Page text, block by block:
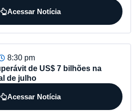
Acessar Notícia
8:30 pm
de US$ 7 bilhões na
de julho
Acessar Notícia